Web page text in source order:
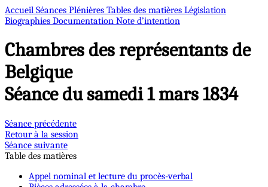
Accueil Séances Plénières Tables des matières Législation
Biographies Documentation Note d’intention
Chambres des représentants de
Belgique
Séance du samedi 1 mars 1834
Séance précédente
Retour à la session
Séance suivante
Table des matières
Appel nominal et lecture du procès-verbal